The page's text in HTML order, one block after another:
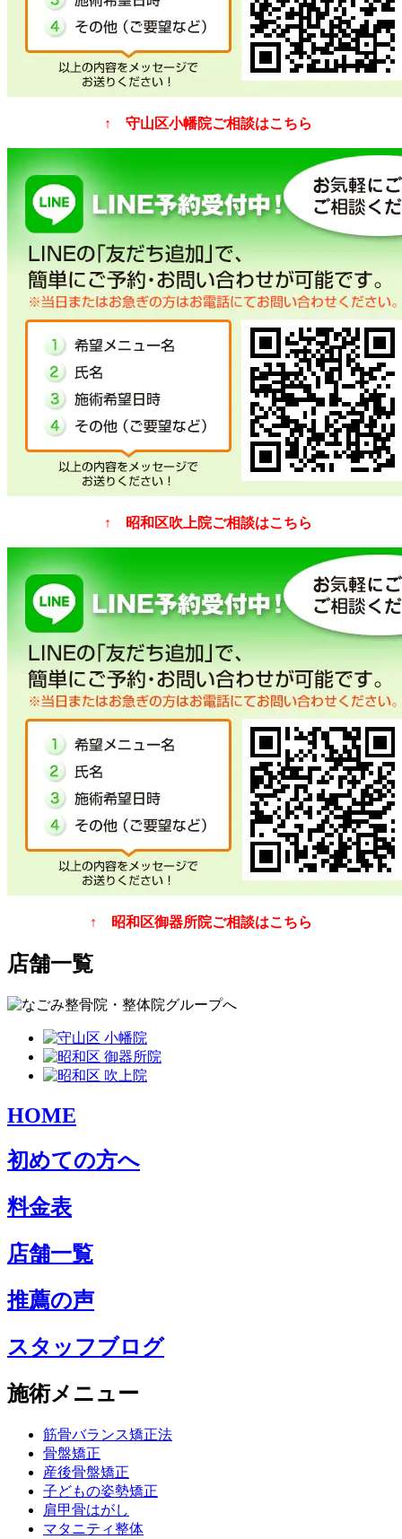
↑ 守山区小幡院ご相談はこちら
↑ 昭和区吹上院ご相談はこちら
↑ 昭和区御器所院ご相談はこちら
店舗一覧
HOME
初めての方へ
料金表
店舗一覧
推薦の声
スタッフブログ
施術メニュー
筋骨バランス矯正法
骨盤矯正
産後骨盤矯正
子どもの姿勢矯正
肩甲骨はがし
マタニティ整体